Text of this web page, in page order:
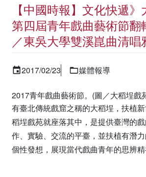
【中國時報】文化快遞
第四屆青年戲曲藝術節翻
／東吳大學雙溪崑曲清唱
2017/02/23 媒體報導
2017青年戲曲藝術節。(圖／大稻埕戲
有臺北傳統戲窟之稱的大稻埕，扶植
稻埕戲苑就座落其中，是提供臺灣的
作、實驗、交流的平臺，並扶植有潛
個性發想，展現當代戲曲青年的思辨精